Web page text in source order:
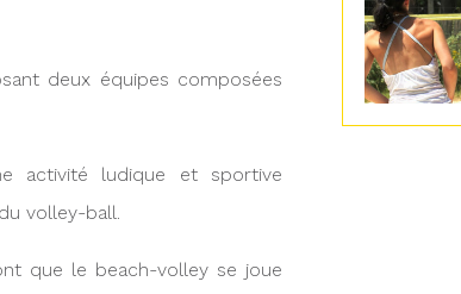
deux équipes composées
activité ludique et sportive
volley-ball.
que le beach-volley se joue